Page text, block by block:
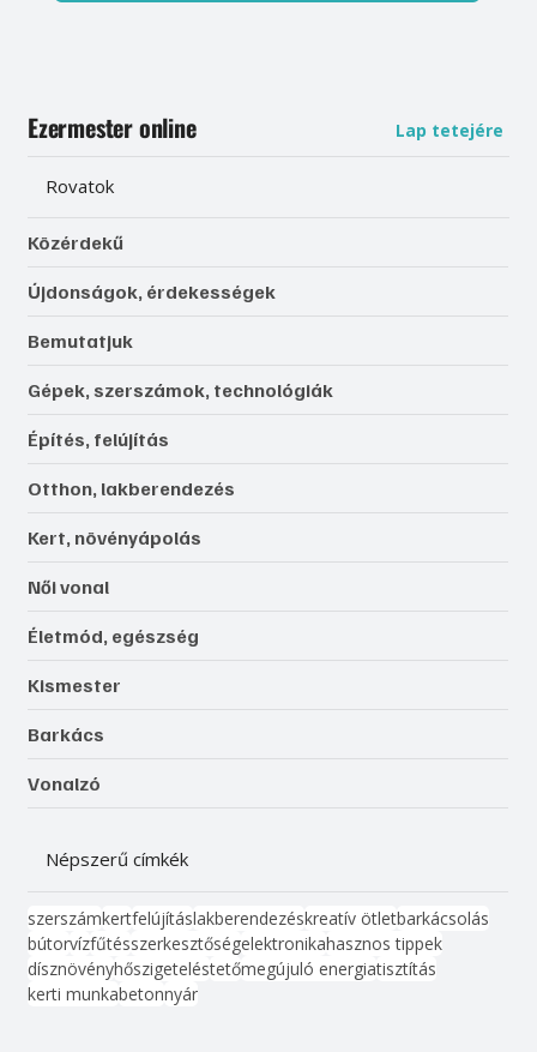
Ezermester online Lap tetejére
Rovatok
Közérdekű
Újdonságok, érdekességek
Bemutatjuk
Gépek, szerszámok, technológiák
Építés, felújítás
Otthon, lakberendezés
Kert, növényápolás
Női vonal
Életmód, egészség
Kismester
Barkács
Vonalzó
Népszerű címkék
szerszámkertfelújításlakberendezéskreatív ötletbarkácsolás
bútorvízfűtésszerkesztőségelektronikahasznos tippek
dísznövényhőszigeteléstetőmegújuló energiatisztítás
kerti munkabetonnyár